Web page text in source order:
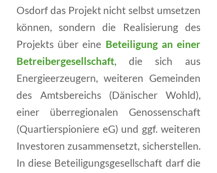
Osdorf das Projekt nicht selbst umsetzen
können, sondern die Realisierung des
Projekts über eine Beteiligung an einer
Betreibergesellschaft, die sich aus
Energieerzeugern, weiteren Gemeinden
des Amtsbereichs (Dänischer Wohld),
einer überregionalen Genossenschaft
(Quartierspioniere eG) und ggf. weiteren
Investoren zusammensetzt, sicherstellen.
In diese Beteiligungsgesellschaft darf die